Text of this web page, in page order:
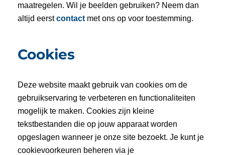
maatregelen. Wil je beelden gebruiken? Neem dan
altijd eerstcontact met ons op voor toestemming.
Cookies
Deze website maakt gebruik van cookies om de
gebruikservaring te verbeteren en functionaliteiten
mogelijk te maken. Cookies zijn kleine
tekstbestanden die op jouw apparaat worden
opgeslagen wanneer je onze site bezoekt. Je kunt je
cookievoorkeuren beheren via je